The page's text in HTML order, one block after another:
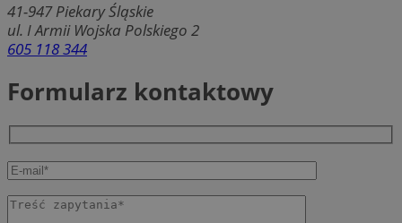
41-947 Piekary Śląskie
ul. I Armii Wojska Polskiego 2
605 118 344
Formularz kontaktowy